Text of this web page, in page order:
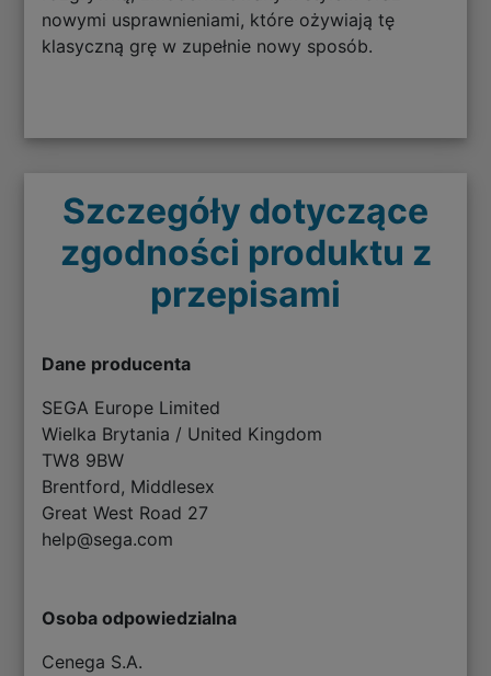
nowymi usprawnieniami, które ożywiają tę
klasyczną grę w zupełnie nowy sposób.
Szczegóły dotyczące
zgodności produktu z
przepisami
Dane producenta
SEGA Europe Limited
Wielka Brytania / United Kingdom
TW8 9BW
Brentford, Middlesex
Great West Road 27
help@sega.com
Osoba odpowiedzialna
Cenega S.A.